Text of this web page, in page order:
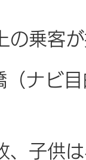
乗客
ナビ
、子供